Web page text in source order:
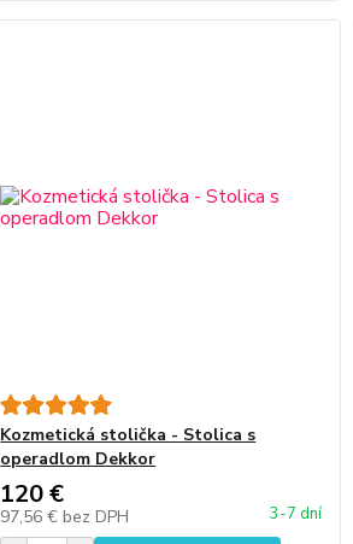
Kozmetická stolička - Stolica s
operadlom Dekkor
120 €
97,56 € bez DPH 3-7 dní